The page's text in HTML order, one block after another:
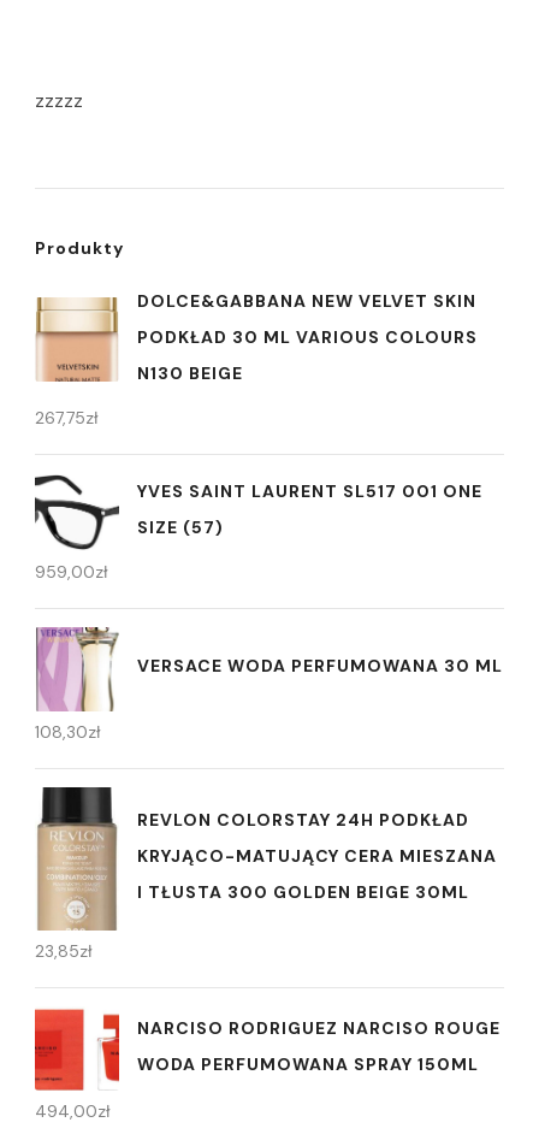
zzzzz
Produkty
DOLCE&GABBANA NEW VELVET SKIN
PODKŁAD 30 ML VARIOUS COLOURS
N130 BEIGE
267,75zł
YVES SAINT LAURENT SL517 001 ONE
SIZE (57)
959,00zł
VERSACE WODA PERFUMOWANA 30 ML
108,30zł
REVLON COLORSTAY 24H PODKŁAD
KRYJĄCO-MATUJĄCY CERA MIESZANA
I TŁUSTA 300 GOLDEN BEIGE 30ML
23,85zł
NARCISO RODRIGUEZ NARCISO ROUGE
WODA PERFUMOWANA SPRAY 150ML
494,00zł